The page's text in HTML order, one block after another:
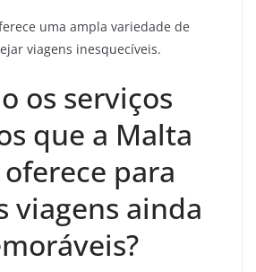
uma ampla variedade de
viagens inesquecíveis.
os serviços
que a Malta
para
viagens ainda